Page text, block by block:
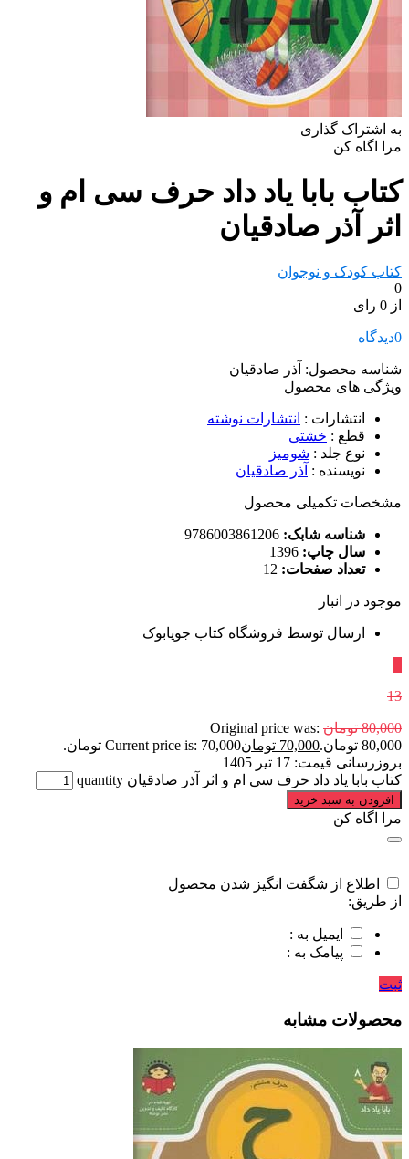
به اشتراک گذاری
مرا اگاه کن
کتاب بابا یاد داد حرف سی ام و
اثر آذر صادقیان
کتاب کودک و نوجوان
0
از 0 رای
0دیدگاه
شناسه محصول: آذر صادقیان
ویژگی های محصول
انتشارات : انتشارات نوشته
قطع : خشتی
نوع جلد : شومیز
نویسنده : آذر صادقیان
مشخصات تکمیلی محصول
شناسه شابک:
سال چاپ:
تعداد صفحات:
موجود در انبار
ارسال توسط فروشگاه کتاب جویابوک
13
80,000 تومان Original price was:
80,000 تومان.
70,000 تومانCurrent price is: 70,000 تومان.
بروزرسانی قیمت: 17 تیر 1405
کتاب بابا یاد داد حرف سی ام و اثر آذر صادقیان quantity
افزودن به سبد خرید
مرا اگاه کن
اطلاع از شگفت انگیز شدن محصول
از طریق:
ایمیل به :
پیامک به :
ثبت
محصولات مشابه